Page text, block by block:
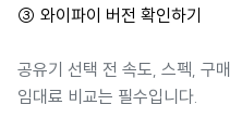
③ 와이파이 버전 확인하기
공유기 선택 전 속도, 스펙, 구
임대료 비교는 필수입니다.